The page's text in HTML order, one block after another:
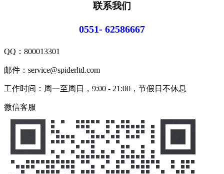
联系我们
0551- 62586667
QQ： 800013301
邮件：service@spiderltd.com
工作时间：周一至周日，9:00 - 21:00，节假日不休息
微信客服